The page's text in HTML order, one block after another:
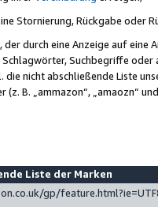
Stornierung, Rückgabe oder
durch eine Anzeige auf
Suchbegriffe
nicht abschließende Liste
B. „ammazon“, „amaozn“
Liste der Marken
gp/